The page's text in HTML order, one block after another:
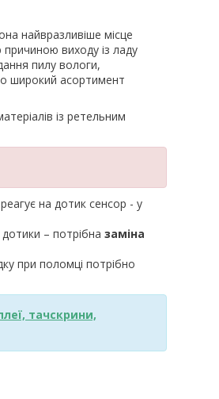
найвразливіше місце
виходу із ладу
пилу вологи,
широкий асортимент
із ретельним
на дотик сенсор - у
– потрібна заміна
при поломці потрібно
тачскрини,